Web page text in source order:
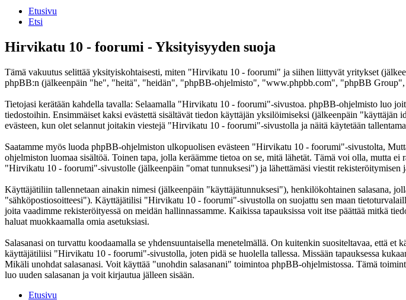
Etusivu
Etsi
Hirvikatu 10 - foorumi - Yksityisyyden suoja
Tämä vakuutus selittää yksityiskohtaisesti, miten "Hirvikatu 10 - foorumi" ja siihen liittyvät yritykset
phpBB:n (jälkeenpäin "he", "heitä", "heidän", "phpBB-ohjelmisto", "www.phpbb.com", "phpBB
Tietojasi kerätään kahdella tavalla: Selaamalla "Hirvikatu 10 - foorumi"-sivustoa. phpBB-ohjelmisto luo
tiedostoihin. Ensimmäiset kaksi evästettä sisältävät tiedon käyttäjän yksilöimiseksi (jälkeenpäin
evästeen, kun olet selannut joitakin viestejä "Hirvikatu 10 - foorumi"-sivustolla ja näitä käytetään
Saatamme myös luoda phpBB-ohjelmiston ulkopuolisen evästeen "Hirvikatu 10 - foorumi"-sivustolta,
ohjelmiston luomaa sisältöä. Toinen tapa, jolla keräämme tietoa on se, mitä lähetät. Tämä voi olla, mutta
"Hirvikatu 10 - foorumi"-sivustolle (jälkeenpäin "omat tunnuksesi") ja lähettämäsi viestit rekisteröitymisen
Käyttäjätiliin tallennetaan ainakin nimesi (jälkeenpäin "käyttäjätunnuksesi"), henkilökohtainen salasana,
"sähköpostiosoitteesi"). Käyttäjätilisi "Hirvikatu 10 - foorumi"-sivustolla on suojattu sen maan
joita vaadimme rekisteröityessä on meidän hallinnassamme. Kaikissa tapauksissa voit itse päättää mitkä
haluat muokkaamalla omia asetuksiasi.
Salasanasi on turvattu koodaamalla se yhdensuuntaisella menetelmällä. On kuitenkin suositeltavaa, että
käyttäjätiliisi "Hirvikatu 10 - foorumi"-sivustolla, joten pidä se huolella tallessa. Missään tapauksessa
Mikäli unohdat salasanasi. Voit käyttää "unohdin salasanani" toimintoa phpBB-ohjelmistossa. Tämä
luo uuden salasanan ja voit kirjautua jälleen sisään.
Etusivu